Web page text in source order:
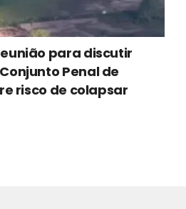
para discutir
Penal de
risco de colapsar